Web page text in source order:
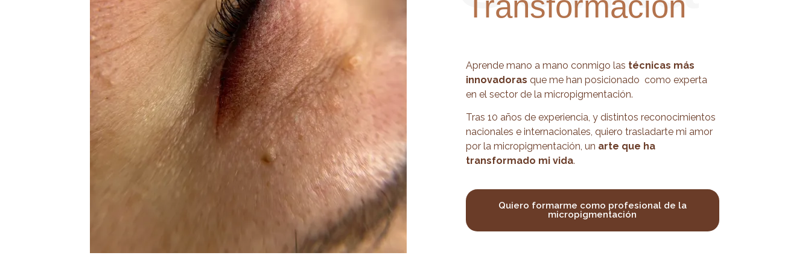
Aprende mano a mano conmigo las técnicas más
innovadoras que me han posicionado como experta
en el sector de la micropigmentación.
Tras 10 años de experiencia, y distintos reconocimientos
nacionales e internacionales, quiero trasladarte mi amor
por la micropigmentación, un arte que ha
transformado mi vida.
Quiero formarme como profesional de la
micropigmentación